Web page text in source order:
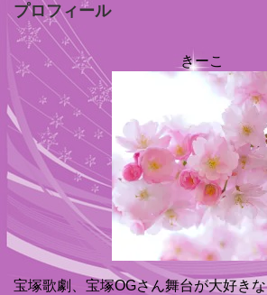
プロフィール
きーこ
宝塚歌劇、宝塚OGさん舞台が大好きな